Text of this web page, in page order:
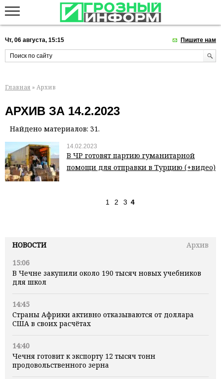
Чт, 06 августа, 15:15 Пишите нам
НОВОСТИ
Архив
15:06
В Чечне закупили около 190 тысяч новых учебников
для школ
14:45
Страны Африки активно отказываются от доллара
США в своих расчётах
14:40
Чечня готовит к экспорту 12 тысяч тонн
продовольственного зерна
Главная » Архив
АРХИВ ЗА 14.2.2023
Найдено материалов: 31.
14.02.2023
В ЧР готовят партию гуманитарной
помощи для отправки в Турцию (+видео)
1 2 3 4